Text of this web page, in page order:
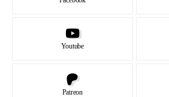
Youtube
Patreon